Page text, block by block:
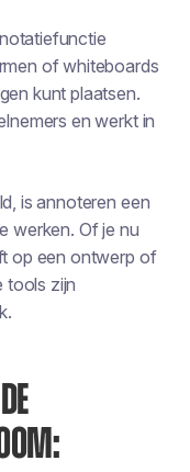
of whiteboards
kunt plaatsen.
en werkt in
is annoteren een
werken. Of je nu
op een ontwerp of
tools zijn